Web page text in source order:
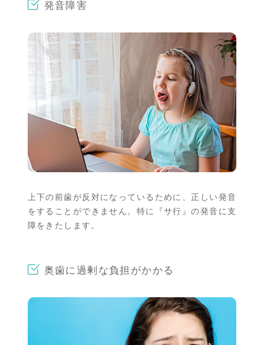
発音障害
上下の前歯が反対になっているために、正しい発音
をすることができません。特に『サ行』の発音に支
障をきたします。
奥歯に過剰な負担がかかる